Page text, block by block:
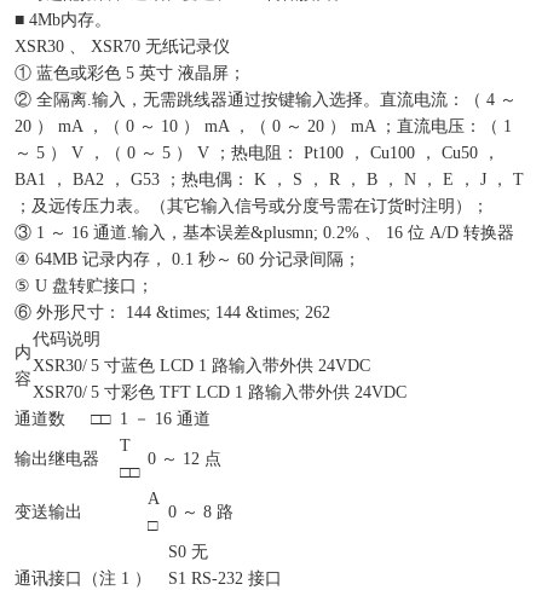
■ 4Mb内存。
XSR30 、 XSR70 无纸记录仪
① 蓝色或彩色 5 英寸 液晶屏；
② 全隔离.输入，无需跳线器通过按键输入选择。直流电流：（ 4 ～
20 ） mA ，（ 0 ～ 10 ） mA ，（ 0 ～ 20 ） mA ；直流电压：（ 1
～ 5 ） V ，（ 0 ～ 5 ） V ；热电阻： Pt100 ， Cu100 ， Cu50 ，
BA1 ， BA2 ， G53 ；热电偶： K ， S ， R ， B ， N ， E ， J ， T
；及远传压力表。（其它输入信号或分度号需在订货时注明）；
③ 1 ～ 16 通道.输入，基本误差&plusmn; 0.2% 、 16 位 A/D 转换器
④ 64MB 记录内存， 0.1 秒～ 60 分记录间隔；
⑤ U 盘转贮接口；
⑥ 外形尺寸： 144 &times; 144 &times; 262
内
容
代码说明
XSR30/ 5 寸蓝色 LCD 1 路输入带外供 24VDC
XSR70/ 5 寸彩色 TFT LCD 1 路输入带外供 24VDC
通道数
□□ 1 － 16 通道
输出继电器
T
□□
0 ～ 12 点
变送输出
A
□
0 ～ 8 路
通讯接口（注 1 ）
S0 无
S1 RS-232 接口